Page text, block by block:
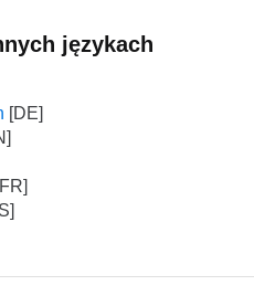
językach